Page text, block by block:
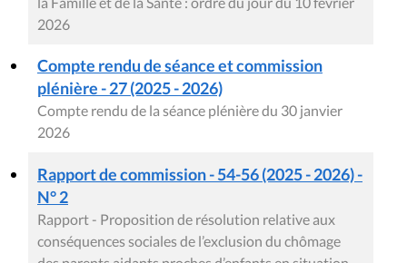
2026
Compte rendu de séance et commission
plénière - 27 (2025 - 2026)
Compte rendu de la séance plénière du 30 janvier
2026
Rapport de commission - 54-56 (2025 - 2026) -
N° 2
Rapport - Proposition de résolution relative aux
conséquences sociales de l’exclusion du chômage